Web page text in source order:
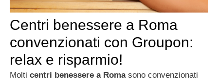
Centri benessere a Roma
convenzionati con Groupon:
relax e risparmio!
Molti centri benessere a Romasono convenzionati